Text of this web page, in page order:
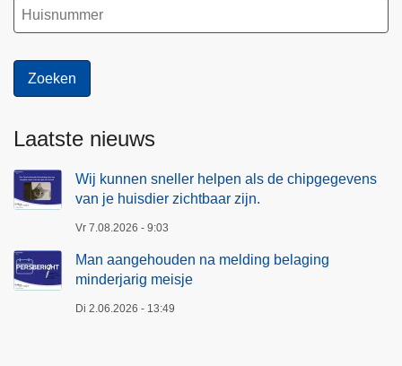
Laatste nieuws
Wij kunnen sneller helpen als de chipgegevens
van je huisdier zichtbaar zijn.
Vr 7.08.2026 - 9:03
Man aangehouden na melding belaging
minderjarig meisje
Di 2.06.2026 - 13:49